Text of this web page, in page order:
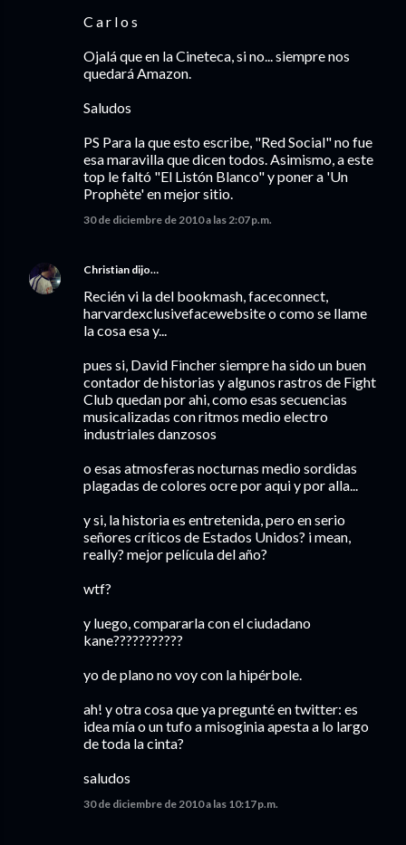
C a r l o s
Ojalá que en la Cineteca, si no... siempre nos
quedará Amazon.
Saludos
PS Para la que esto escribe, "Red Social" no fue
esa maravilla que dicen todos. Asimismo, a este
top le faltó "El Listón Blanco" y poner a 'Un
Prophète' en mejor sitio.
30 de diciembre de 2010 a las 2:07 p.m.
Christian dijo…
Recién vi la del bookmash, faceconnect,
harvardexclusivefacewebsite o como se llame
la cosa esa y...
pues si, David Fincher siempre ha sido un buen
contador de historias y algunos rastros de Fight
Club quedan por ahi, como esas secuencias
musicalizadas con ritmos medio electro
industriales danzosos
o esas atmosferas nocturnas medio sordidas
plagadas de colores ocre por aqui y por alla...
y si, la historia es entretenida, pero en serio
señores críticos de Estados Unidos? i mean,
really? mejor película del año?
wtf?
y luego, compararla con el ciudadano
kane???????????
yo de plano no voy con la hipérbole.
ah! y otra cosa que ya pregunté en twitter: es
idea mía o un tufo a misoginia apesta a lo largo
de toda la cinta?
saludos
30 de diciembre de 2010 a las 10:17 p.m.